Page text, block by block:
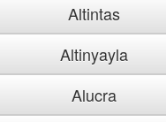
Altintas
Altinyayla
Alucra